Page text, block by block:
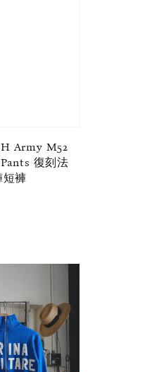
Army M52
復刻法
短褲